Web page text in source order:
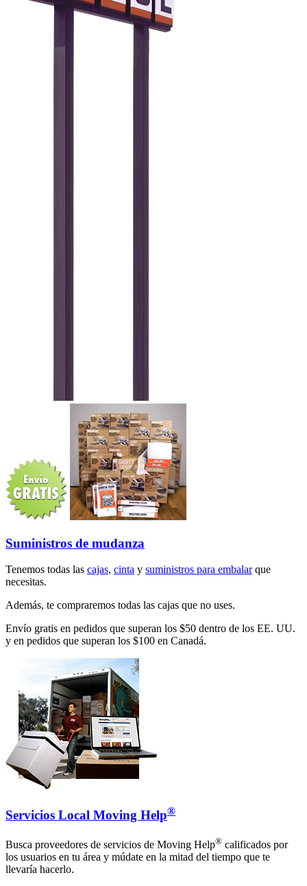
Suministros de mudanza
Tenemos todas las cajas, cinta y suministros para embalarque
necesitas.
Además, te compraremos todas las cajas que no uses.
Envío gratis en pedidos que superan los $50 dentro de los EE. UU.
y en pedidos que superan los $100 en Canadá.
Servicios Local Moving Help®
Busca proveedores de servicios de Moving Help® calificados por
los usuarios en tu área y múdate en la mitad del tiempo que te
llevaría hacerlo.